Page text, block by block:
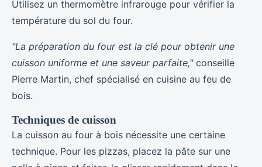
Utilisez un thermomètre infrarouge pour vérifier la
température du sol du four.
"La préparation du four est la clé pour obtenir une
cuisson uniforme et une saveur parfaite,"conseille
Pierre Martin, chef spécialisé en cuisine au feu de
bois.
Techniques de cuisson
La cuisson au four à bois nécessite une certaine
technique. Pour les pizzas, placez la pâte sur une